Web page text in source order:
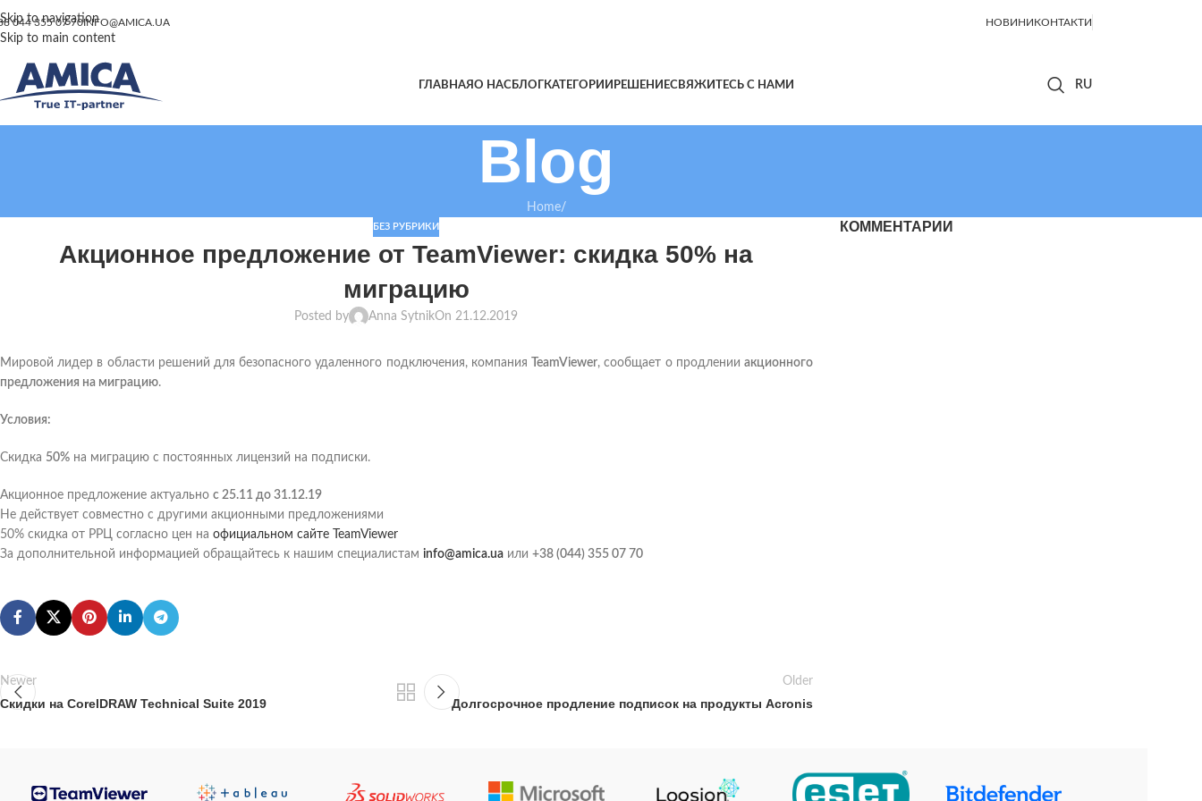
Skip to navigation
Skip to main content
044 355 07 70INFO@AMICA.UA НОВИНИКОНТАКТИ
ГЛАВНАЯ О НАСБЛОГКАТЕГОРИИ РЕШЕНИЕСВЯЖИТЕСЬ С НАМИ
Blog
Home/
БЕЗ РУБРИКИ
Акционное предложение от TeamViewer: скидка 50% на
миграцию
Posted by Anna SytnikOn 21.12.2019
Мировой лидер в области решений для безопасного удаленного подключения, компания TeamViewer, сообщает о продлении акционного
предложения на миграцию.
Условия:
Скидка 50% на миграцию с постоянных лицензий на подписки.
Акционное предложение актуально с 25.11 до 31.12.19
Не действует совместно с другими акционными предложениями
50% скидка от РРЦ согласно цен на официальном сайте TeamViewer
За дополнительной информацией обращайтесь к нашим специалистам info@amica.ua или +38 (044) 355 07 70
Newer
Скидки на CorelDRAW Technical Suite 2019
Older
Долгосрочное продление подписок на продукты Acronis
КОММЕНТАРИИ